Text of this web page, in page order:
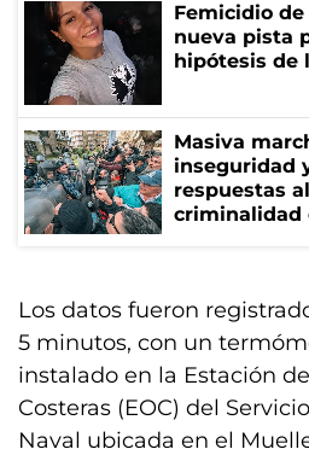
Femicidio
nueva pista
hipótesis de
Masiva
inseguridad
respuestas
criminalidad
Los datos fueron
5 minutos, con un
instalado en la Estación
Costeras (EOC) del
Naval ubicada en el